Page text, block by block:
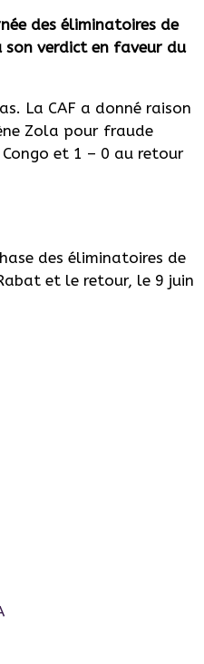
des éliminatoires de
son verdict en faveur du
La CAF a donné raison
Zola pour fraude
Congo et 1 – 0 au retour
des éliminatoires de
et le retour, le 9 juin